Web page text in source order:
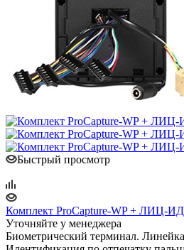
Быстрый просмотр
Комплект ProCapture-WP + ЛИЦ-
Уточняйте у менеджера
Биометрический терминал.